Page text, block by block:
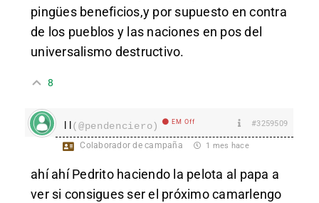
pingües beneficios,y por supuesto en contra
de los pueblos y las naciones en pos del
universalismo destructivo.
8
l l(@pendenciero) EM Off #3259509
Colaborador de campaña 1 mes hace
ahí ahí Pedrito haciendo la pelota al papa a
ver si consigues ser el próximo camarlengo